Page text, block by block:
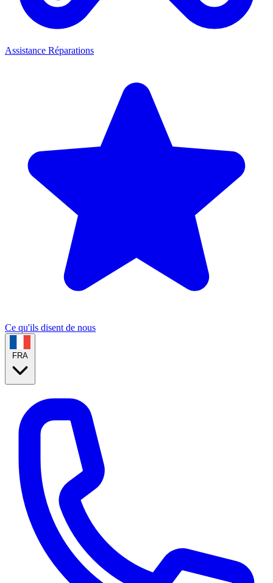
Assistance Réparations
Ce qu'ils disent de nous
FRA